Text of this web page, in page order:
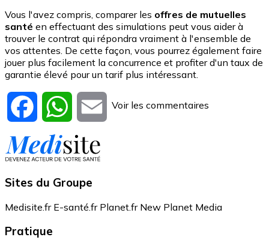
Vous l'avez compris, comparer les offres de mutuelles
santé en effectuant des simulations peut vous aider à
trouver le contrat qui répondra vraiment à l'ensemble de
vos attentes. De cette façon, vous pourrez également faire
jouer plus facilement la concurrence et profiter d'un taux de
garantie élevé pour un tarif plus intéressant.
Facebook WhatsApp
Email
Voir les commentaires
Sites du Groupe
Medisite.fr E-santé.fr Planet.fr New Planet Media
Pratique